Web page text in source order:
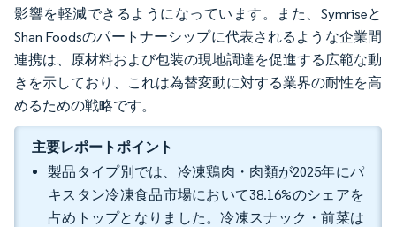
影響を軽減できるようになっています。また、Symriseと
Shan Foodsのパートナーシップに代表されるような企業間
連携は、原材料および包装の現地調達を促進する広範な動
きを示しており、これは為替変動に対する業界の耐性を高
めるための戦略です。
主要レポートポイント
製品タイプ別では、冷凍鶏肉・肉類が2025年にパ
キスタン冷凍食品市場において38.16%のシェアを
占めトップとなりました。冷凍スナック・前菜は